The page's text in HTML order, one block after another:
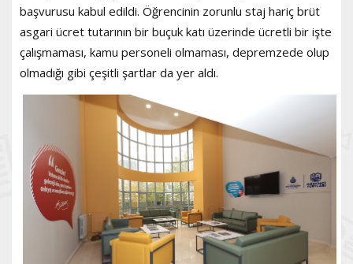
başvurusu kabul edildi. Öğrencinin zorunlu staj hariç brüt
asgari ücret tutarının bir buçuk katı üzerinde ücretli bir işte
çalışmaması, kamu personeli olmaması, depremzede olup
olmadığı gibi çeşitli şartlar da yer aldı.